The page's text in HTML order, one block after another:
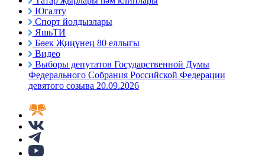
Югалту
Спорт йолдызлары
ЯшьТИ
Бөек Җиңүнең 80 еллыгы
Видео
Выборы депутатов Государственной Думы
Федерального Собрания Российской Федерации
девятого созыва 20.09.2026